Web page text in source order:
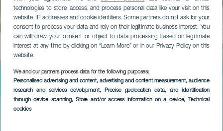
technologies to store, access, and process personal data like your visit on this
website, IP addresses and cookie identifiers. Some partners do not ask for your
consent to process your data and rely on their legitimate business interest. You
can withdraw your consent or object to data processing based on legitimate
interest at any time by clicking on “Learn More” or in our Privacy Policy on this
website.
We and our partners process data for the following purposes:
Personalised advertising and content, advertising and content measurement, audience
research and services development, Precise geolocation data, and identification
through device scanning, Store and/or access information on a device, Technical
cookies